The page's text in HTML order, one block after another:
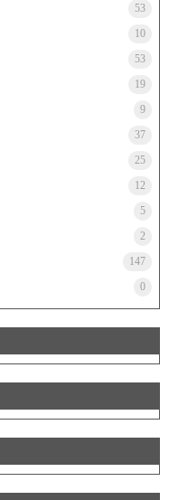
53
10
53
19
9
37
25
12
5
2
147
0